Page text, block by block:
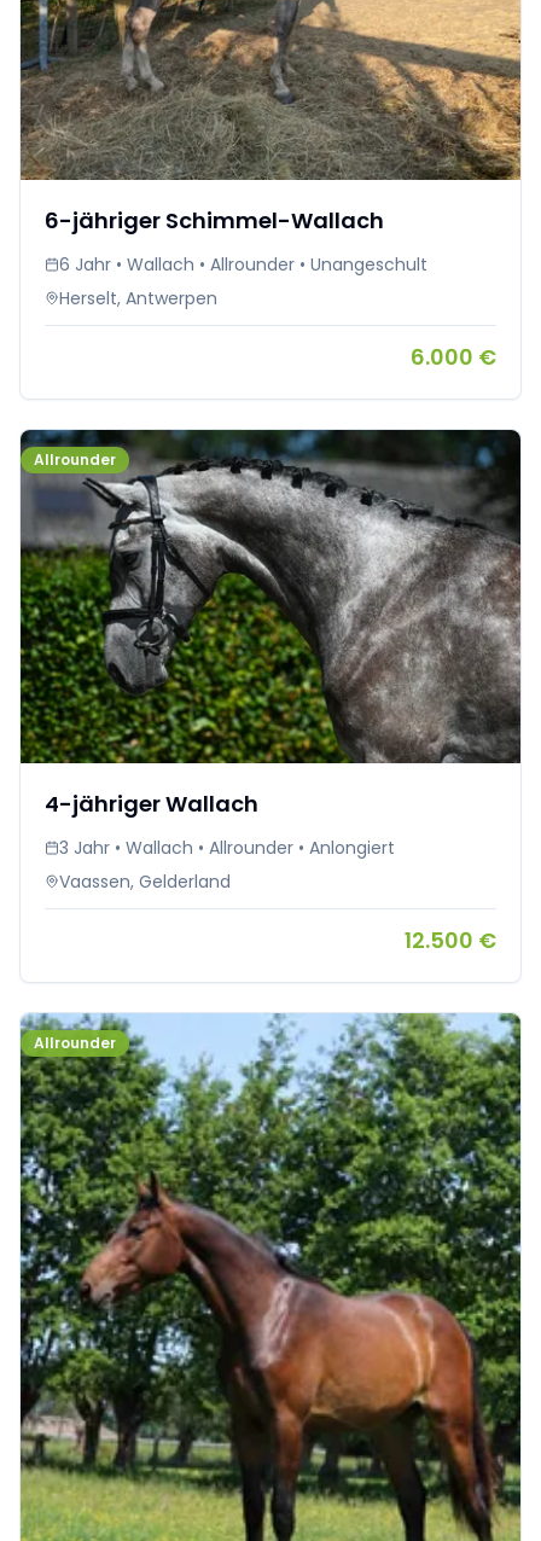
6-jähriger Schimmel-Wallach
6 Jahr • Wallach • Allrounder • Unangeschult
Herselt, Antwerpen
6.000 €
Allrounder
4-jähriger Wallach
3 Jahr • Wallach • Allrounder • Anlongiert
Vaassen, Gelderland
12.500 €
Allrounder